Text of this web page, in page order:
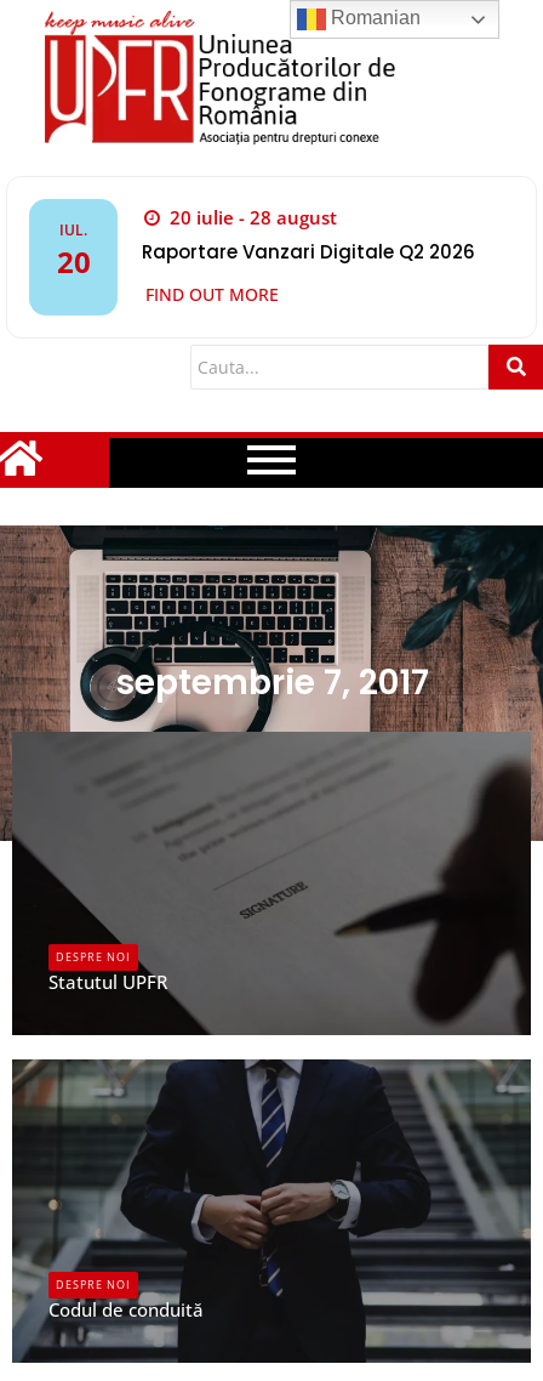
IUL.
20
20 iulie - 28 august
Raportare Vanzari Digitale Q2 2026
FIND OUT MORE
septembrie 7, 2017
DESPRE NOI
Statutul UPFR
DESPRE NOI
Codul de conduită
UPFR
Romanian